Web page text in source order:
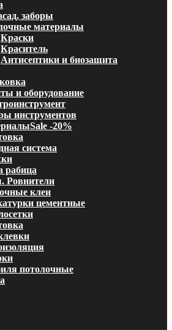
заборы
материалы
Краски
Краситель
Антисептики и биозащита
и оборудование
инструментов
Sale -20%
система
рабица
Ровнители
клеи
цементные
потолочные